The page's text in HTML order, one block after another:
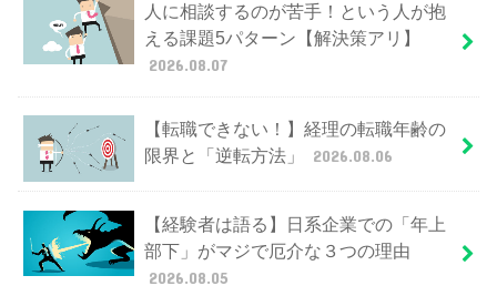
人に相談するのが苦手！という人が抱
える課題5パターン【解決策アリ】
2026.08.07
【転職できない！】経理の転職年齢の
限界と「逆転方法」
2026.08.06
【経験者は語る】日系企業での「年上
部下」がマジで厄介な３つの理由
2026.08.05